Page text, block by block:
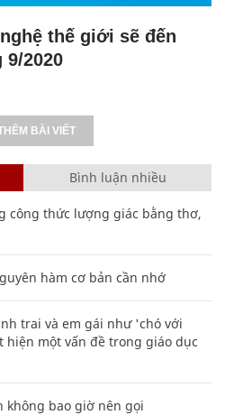
thế giới sẽ đến
9/2020
BÀI VIẾT
Bình luận nhiều
công thức lượng giác bằng thơ,
hàm cơ bản cần nhớ
trai và em gái như 'chó với
một vấn đề trong giáo dục
không bao giờ nên gọi